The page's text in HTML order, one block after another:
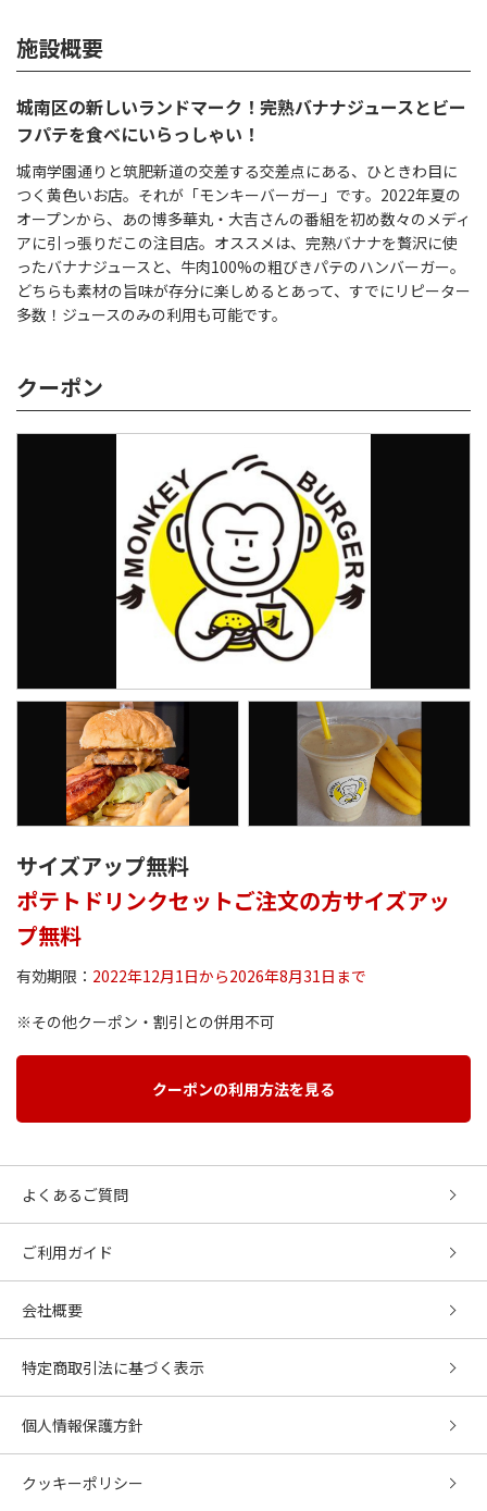
施設概要
城南区の新しいランドマーク！完熟バナナジュースとビー
フパテを食べにいらっしゃい！
城南学園通りと筑肥新道の交差する交差点にある、ひときわ目に
つく黄色いお店。それが「モンキーバーガー」です。2022年夏の
オープンから、あの博多華丸・大吉さんの番組を初め数々のメディ
アに引っ張りだこの注目店。オススメは、完熟バナナを贅沢に使
ったバナナジュースと、牛肉100%の粗びきパテのハンバーガー。
どちらも素材の旨味が存分に楽しめるとあって、すでにリピーター
多数！ジュースのみの利用も可能です。
クーポン
サイズアップ無料
ポテトドリンクセットご注文の方サイズアッ
プ無料
有効期限： 2022年12月1日から2026年8月31日まで
※その他クーポン・割引との併用不可
クーポンの利用方法を見る
よくあるご質問
ご利用ガイド
会社概要
特定商取引法に基づく表示
個人情報保護方針
クッキーポリシー